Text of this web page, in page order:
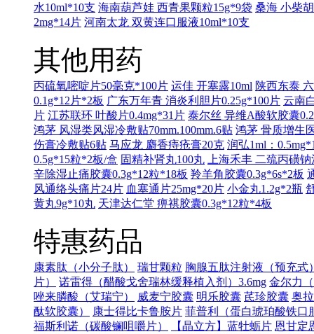
水10ml*10支 海南葫芦娃 西青果颗粒15g*9袋 桑海 小柴
2mg*14片 河南太龙 双黄连口服液10ml*10支
其他用药
丙硫氧嘧啶片50毫克*100片 运佳 开塞露10ml 陕西东泰
0.1g*12片*2板 广东万年青 消炎利胆片0.25g*100片 云南
片 江苏联环 叶酸片0.4mg*31片 泰尔丝 异维A酸软胶囊
鸿茅 风湿类风湿冷敷贴70mm.100mm.6贴 鸿茅 骨质增生
伤膏冷敷贴6贴 马应龙 麝香痔疮膏20克 润弘1ml：
0.5g*15粒*2板/盒 固精补肾丸100丸
上海禾丰 二巯丙磺
辛除湿止痛胶囊0.3g*12粒*18板 羚羊角胶囊0.3g*6s*2板
风通络头痛片24片 血塞通片25mg*20片 小金丸1.2g*2瓶
黄丸9g*10丸 天津达仁堂 痹祺胶囊0.3g*12粒*4板
特惠药品
康素肽（小分子肽） 瑞甘颗粒 胸腺五肽注射液（预充式
片）
诺雷得（醋酸戈舍瑞林缓释植入剂）3.6mg 金尔力
唑来膦酸（艾瑞宁）
威麦宁胶囊 明乐胶囊 芪珍胶囊 奥
酞软胶囊）
康士得比卡鲁胺片 菲普利（蛋白琥珀酸铁口
福斯利诺（碳酸镧咀嚼片）
【晶立方】蓝牡蛎片 恩甘定